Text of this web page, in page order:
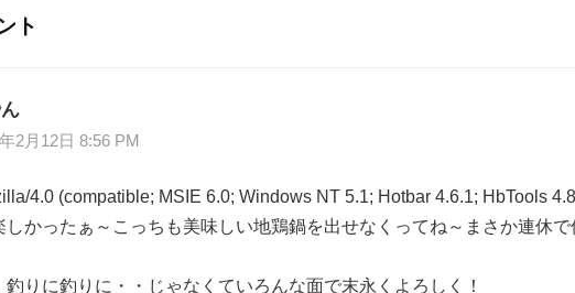
ト
2月12日 8:56 PM
4.0 (compatible; MSIE 6.0; Windows NT 5.1; Hotbar 4.6.1; HbTools
しかったぁ～こっちも美味しい地鶏鍋を出せなくってね～まさか連休で
釣りに釣りに・・じゃなくていろんな面で末永くよろしく！